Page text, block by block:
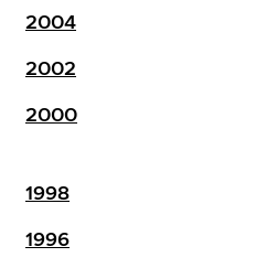
2004
2002
2000
1998
1996